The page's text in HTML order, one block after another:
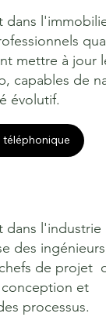
dans
mettre à jour
capables de
évolutif.
téléphonique
dans l'industrie
des
de projet
et
processus.